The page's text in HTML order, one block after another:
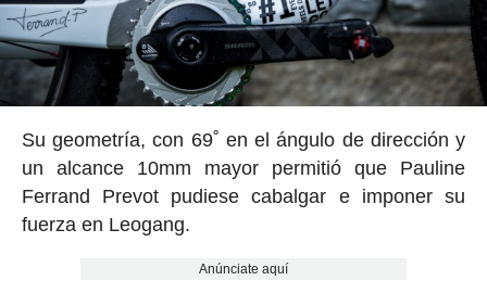
Su geometría, con 69˚ en el ángulo de dirección y
un alcance 10mm mayor permitió que Pauline
Ferrand Prevot pudiese cabalgar e imponer su
fuerza en Leogang.
Anúnciate aquí